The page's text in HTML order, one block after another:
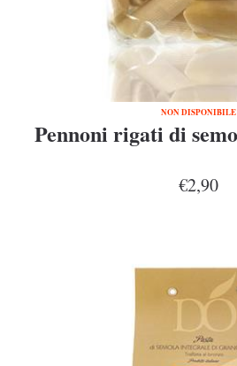
NON DISPONIBILE
Pennoni rigati di
€2,90